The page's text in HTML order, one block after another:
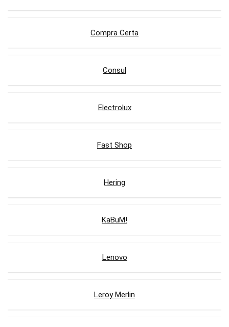
Compra Certa
Consul
Electrolux
Fast Shop
Hering
KaBuM!
Lenovo
Leroy Merlin